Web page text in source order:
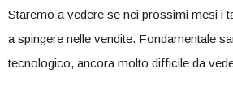
Staremo a vedere se nei prossimi mesi i
a spingere nelle vendite. Fondamentale
tecnologico, ancora molto difficile da